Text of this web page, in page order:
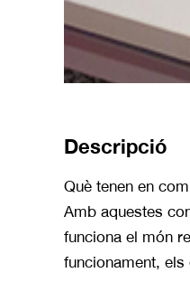
Descripció
Què tenen en
Amb aquestes
funciona el món
funcionament,